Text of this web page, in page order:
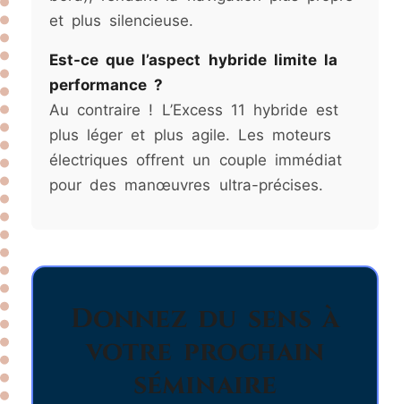
et plus silencieuse.
Est-ce que l’aspect hybride limite la
performance ?
Au contraire ! L’Excess 11 hybride est
plus léger et plus agile. Les moteurs
électriques offrent un couple immédiat
pour des manœuvres ultra-précises.
Donnez du sens à
votre prochain
séminaire